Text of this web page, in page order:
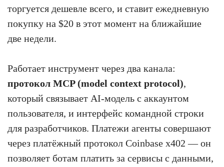
торгуется дешевле всего, и ставит ежедневную
покупку на $20 в этот момент на ближайшие
две недели.
Работает инструмент через два канала:
протокол MCP (model context protocol),
который связывает AI-модель с аккаунтом
пользователя, и интерфейс командной строки
для разработчиков. Платежи агенты совершают
через платёжный протокол Coinbase x402 — он
позволяет ботам платить за сервисы с данными,